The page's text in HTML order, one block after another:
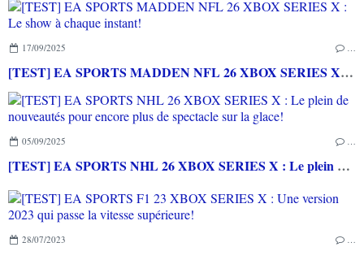
17/09/2025
[TEST] EA SPORTS MADDEN NFL 26 XBOX SERIES X : Le show à chaque instant!
05/09/2025
[TEST] EA SPORTS NHL 26 XBOX SERIES X : Le plein de nouveautés pour encore plus de spectacle sur la glace!
28/07/2023